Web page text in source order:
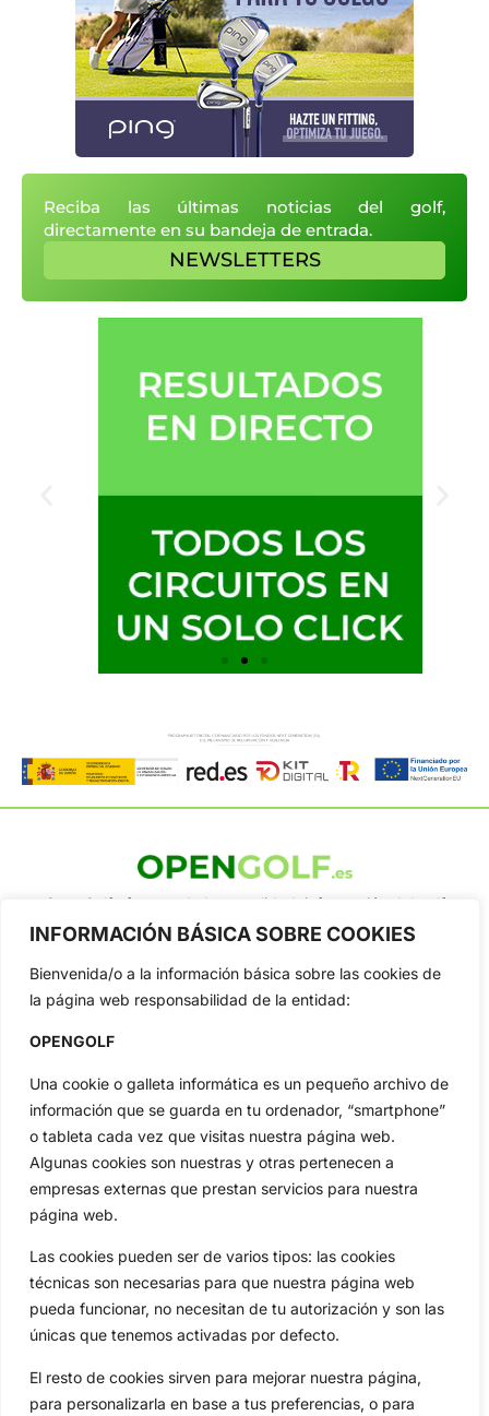
INFORMACIÓN BÁSICA SOBRE COOKIES
Bienvenida/o a la información básica sobre las cookies de
la página web responsabilidad de la entidad:
OPENGOLF
Una cookie o galleta informática es un pequeño archivo de
información que se guarda en tu ordenador, “smartphone”
o tableta cada vez que visitas nuestra página web.
Algunas cookies son nuestras y otras pertenecen a
empresas externas que prestan servicios para nuestra
página web.
Las cookies pueden ser de varios tipos: las cookies
técnicas son necesarias para que nuestra página web
pueda funcionar, no necesitan de tu autorización y son las
únicas que tenemos activadas por defecto.
El resto de cookies sirven para mejorar nuestra página,
para personalizarla en base a tus preferencias, o para
Reciba las últimas noticias del golf,
directamente en su bandeja de entrada.
NEWSLETTERS
OpenGolf ofrece toda la actualidad, información del golf
profesional y amateur, resultados en directo, vídeos, noticias,
Jon Rahm, LIV Golf, PGA Tour, Ryder Cup, DP World Tour, LPGA
Tour...
Categorias
Amateurs
Circuitos
Especiales
Reglas
Vídeos
De Interés
Compañía
Aviso Legal
Política de Cookies
Publicidad
Newsletters
Copyright © 2025 OpenGolf | Diseño por TecnoQuatre